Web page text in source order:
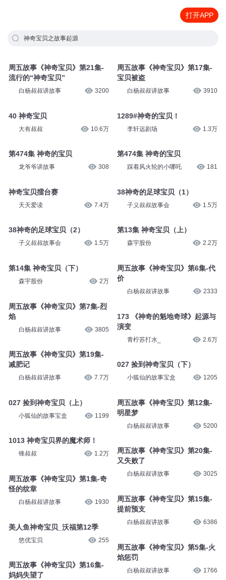
打开APP
神奇宝贝之故事起源
周五故事《神奇宝贝》第21集-
流行的“神奇宝贝”
白杨叔叔讲故事 3200
40 神奇宝贝
大有叔叔 10.6万
第474集 神奇的宝贝
龙爷爷讲故事 308
神奇宝贝擂台赛
天天爱读 7.4万
38神奇的足球宝贝（2）
子义叔叔故事会 1.5万
第14集 神奇宝贝（下）
森宇股份 2万
周五故事《神奇宝贝》第7集-烈
焰
白杨叔叔讲故事 3805
周五故事《神奇宝贝》第19集-
减肥记
白杨叔叔讲故事 7.7万
027 捡到神奇宝贝（上）
小狐仙的故事宝盒 1199
1013 神奇宝贝界的魔术师！
锋叔叔 1.2万
周五故事《神奇宝贝》第1集-奇
怪的纹章
白杨叔叔讲故事 1930
美人鱼神奇宝贝_沃福第12季
悠优宝贝 255
周五故事《神奇宝贝》第16集-
妈妈失望了
周五故事《神奇宝贝》第17集-
宝贝被盗
白杨叔叔讲故事 3910
1289#神奇的宝贝！
李轩远剧场 1.3万
第474集 神奇的宝贝
踩着风火轮的小哪吒 181
38神奇的足球宝贝（1）
子义叔叔故事会 1.5万
第13集 神奇宝贝（上）
森宇股份 2.2万
周五故事《神奇宝贝》第6集-代
价
白杨叔叔讲故事 2333
173 《神奇的魁地奇球》起源与
演变
青柠苏打水_ 2.6万
027 捡到神奇宝贝（下）
小狐仙的故事宝盒 1205
周五故事《神奇宝贝》第12集-
明星梦
白杨叔叔讲故事 5200
周五故事《神奇宝贝》第20集-
又失败了
白杨叔叔讲故事 3025
周五故事《神奇宝贝》第15集-
提前预支
白杨叔叔讲故事 6386
周五故事《神奇宝贝》第5集-火
焰惩罚
白杨叔叔讲故事 1766